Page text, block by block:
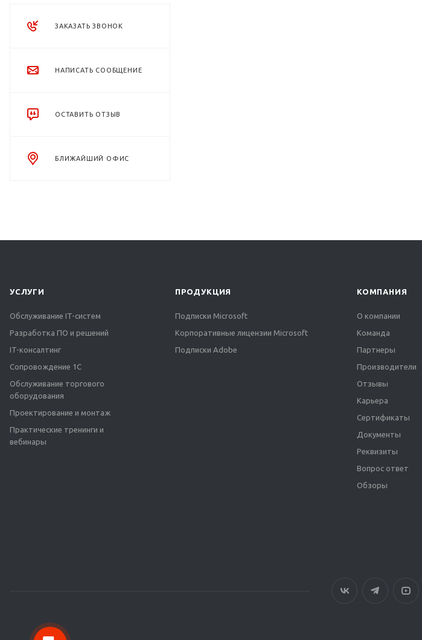
ЗАКАЗАТЬ ЗВОНОК
НАПИСАТЬ СООБЩЕНИЕ
ОСТАВИТЬ ОТЗЫВ
БЛИЖАЙШИЙ ОФИС
УСЛУГИ
Обслуживание IT-систем
Разработка ПО и решений
IT-консалтинг
Сопровождение 1С
Обслуживание торгового
оборудования
Проектирование и монтаж
Практические тренинги и
вебинары
ПРОДУКЦИЯ
Подписки Microsoft
Корпоративные лицензии Microsoft
Подписки Adobe
КОМПАНИЯ
О компании
Команда
Партнеры
Производители
Отзывы
Карьера
Сертификаты
Документы
Реквизиты
Вопрос ответ
Обзоры